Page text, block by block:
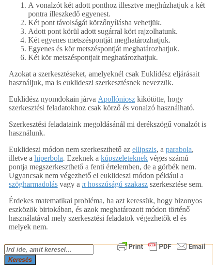
A vonalzót két adott ponthoz illesztve meghúzhatjuk a két
pontra illeszkedő egyenest.
Két pont távolságát körzőnyílásba vehetjük.
Adott pont körül adott sugárral kört rajzolhatunk.
Két egyenes metszéspontját meghatározhatjuk.
Egyenes és kör metszéspontját meghatározhatjuk.
Két kör metszéspontjait meghatározhatjuk.
Azokat a szerkesztéseket, amelyeknél csak Euklidész eljárásait
használjuk, ma is euklideszi szerkesztésnek nevezzük.
Euklidész nyomdokain járva Apollóniosz kikötötte, hogy
szerkesztési feladatokhoz csak körző és vonalzó használható.
Szerkesztési feladataink megoldásánál mi derékszögű vonalzót is
használunk.
Euklideszi módon nem szerkeszthető az ellipszis, a parabola,
illetve a hiperbola. Ezeknek a kúpszeleteknek véges számú
pontja megszerkeszthető a fenti értelemben, de a görbék nem.
Ugyancsak nem végezhető el euklideszi módon például a
szögharmadolás vagy a π hosszúságú szakasz szerkesztése sem.
Érdekes matematikai probléma, ha azt keressük, hogy bizonyos
eszközök birtokában, és azok meghatározott módon történő
használatával mely szerkesztési feladatok végezhetők el és
melyek nem.
2018-
02-
25
Keresés